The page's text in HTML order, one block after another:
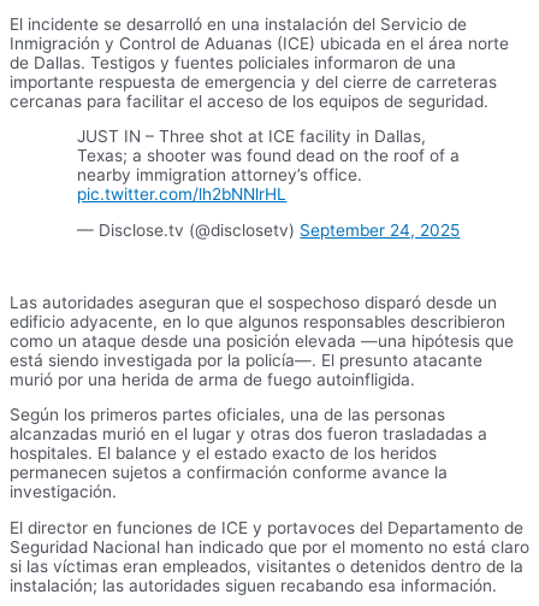
El incidente se desarrolló en una instalación del Servicio de
Inmigración y Control de Aduanas (ICE) ubicada en el área norte
de Dallas. Testigos y fuentes policiales informaron de una
importante respuesta de emergencia y del cierre de carreteras
cercanas para facilitar el acceso de los equipos de seguridad.
JUST IN – Three shot at ICE facility in Dallas,
Texas; a shooter was found dead on the roof of a
nearby immigration attorney’s office.
pic.twitter.com/lh2bNNlrHL
— Disclose.tv (@disclosetv) September 24, 2025
Las autoridades aseguran que el sospechoso disparó desde un
edificio adyacente, en lo que algunos responsables describieron
como un ataque desde una posición elevada —una hipótesis que
está siendo investigada por la policía—. El presunto atacante
murió por una herida de arma de fuego autoinfligida.
Según los primeros partes oficiales, una de las personas
alcanzadas murió en el lugar y otras dos fueron trasladadas a
hospitales. El balance y el estado exacto de los heridos
permanecen sujetos a confirmación conforme avance la
investigación.
El director en funciones de ICE y portavoces del Departamento de
Seguridad Nacional han indicado que por el momento no está claro
si las víctimas eran empleados, visitantes o detenidos dentro de la
instalación; las autoridades siguen recabando esa información.